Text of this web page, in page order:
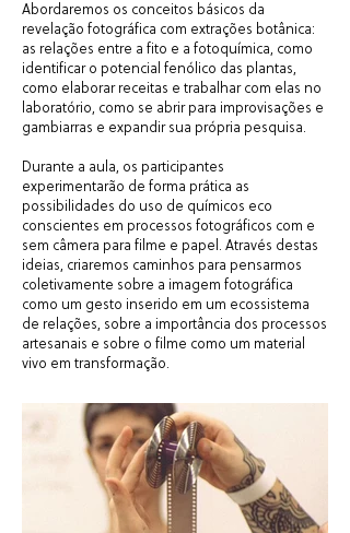
Abordaremos os conceitos básicos da
revelação fotográfica com extrações botânica:
as relações entre a fito e a fotoquímica, como
identificar o potencial fenólico das plantas,
como elaborar receitas e trabalhar com elas no
laboratório, como se abrir para improvisações e
gambiarras e expandir sua própria pesquisa.
Durante a aula, os participantes
experimentarão de forma prática as
possibilidades do uso de químicos eco
conscientes em processos fotográficos com e
sem câmera para filme e papel. Através destas
ideias, criaremos caminhos para pensarmos
coletivamente sobre a imagem fotográfica
como um gesto inserido em um ecossistema
de relações, sobre a importância dos processos
artesanais e sobre o filme como um material
vivo em transformação.